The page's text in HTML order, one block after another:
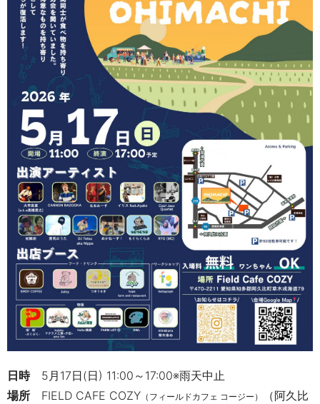
日時5月17日(日) 11:00～17:00※雨天中止
場所 FIELD CAFE COZY （フィールドカフェ コージー）
（阿久比